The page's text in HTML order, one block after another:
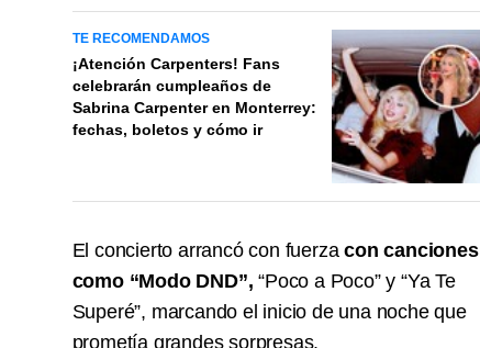
TE RECOMENDAMOS
¡Atención Carpenters! Fans
celebrarán cumpleaños de
Sabrina Carpenter en Monterrey:
fechas, boletos y cómo ir
El concierto arrancó con fuerzacon canciones
como “Modo DND”, “Poco a Poco” y “Ya Te
Superé”, marcando el inicio de una noche que
prometía grandes sorpresas.